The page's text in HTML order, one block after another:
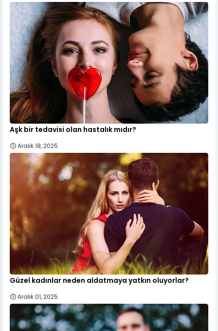
Aşk bir tedavisi olan hastalık mıdır?
Aralık 18, 2025
Güzel kadınlar neden aldatmaya yatkın oluyorlar?
Aralık 01, 2025